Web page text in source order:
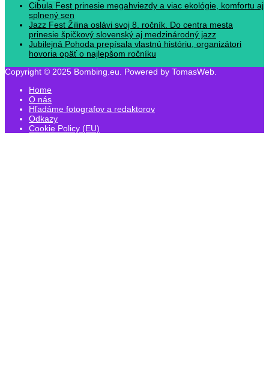
Cibula Fest prinesie megahviezdy a viac ekológie, komfortu aj
splnený sen
Jazz Fest Žilina oslávi svoj 8. ročník. Do centra mesta
prinesie špičkový slovenský aj medzinárodný jazz
Jubilejná Pohoda prepísala vlastnú históriu, organizátori
hovoria opäť o najlepšom ročníku
Copyright © 2025 Bombing.eu. Powered by TomasWeb.
Home
O nás
Hľadáme fotografov a redaktorov
Odkazy
Cookie Policy (EU)